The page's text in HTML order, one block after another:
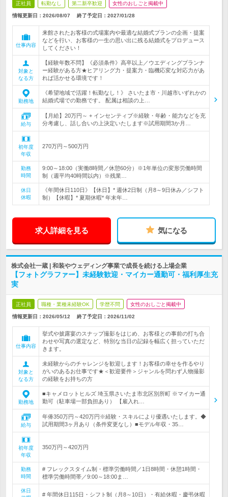
正社員 転勤なし 第二新卒歓迎 女性のおしごと掲載中
情報更新日：2026/08/07 終了予定日： 2027/01/28
仕事内容
来館されたお客様の式場案内や最適な結婚式プランの企画・提案
などを行い、お客様の一生の思い出に残る結婚式をプロデュース
してください！
対象と
なる方
【経験年数不問】《必須条件》高卒以上／ウエディングプランナ
ー経験がある方★ヒアリング力・提案力・臨機応変な対応力があ
れば活かせる環境です！
勤務地
《希望地域で活躍！転勤なし！》 さいたま市・川越市いずれかの
結婚式場での勤務です。 配属は相談の上…
給与
【月給】20万円～ + インセンティブ※経験・年齢・能力などを充
分考慮し、話し合いの上決定いたします※試用期間3か月…
初年度
年収
270万円～500万円
勤務
時間
9:00～18:00（実働8時間／休憩60分）※1年単位の変形労働時間
制（週平均40時間以内）※残業…
休日
休暇
《年間休日110日》【休日】* 週休2日制（月8～9日休み／シフト
制）【休暇】* 夏期休暇* 年末年…
求人詳細を見る 気になる
株式会社一蔵 | 和装やウェディング事業で成長を続ける上場企業
【フォトグラファー】未経験歓迎・マイカー通勤可・福利厚生充
実
正社員 職種・業種未経験OK 学歴不問 女性のおしごと掲載中
情報更新日：2026/05/12 終了予定日： 2026/11/02
仕事内容
挙式や披露宴のスナップ撮影をはじめ、お客様との事前の打ち合
わせや写真の選定など、特別な当日の記録を幅広く担っていただ
きます。
対象と
なる方
未経験からのチャレンジを歓迎します！お客様の幸せを作るやり
がいのあるお仕事です★＜歓迎要件＞ジャンルを問わず人物撮影
の経験をお持ちの方
勤務地
■キャメロットヒルズ 埼玉県さいたま市北区別所町 ※マイカー通
勤可（駐車場一部負担あり） 【雇入れ…
給与
年俸350万円～420万円※経験・スキルにより優遇いたします。◆
試用期間3ヶ月あり（条件変更なし）■モデル年収・35…
初年度
年収
350万円～420万円
勤務
時間
# フレックスタイム制・標準労働時間／1日8時間・休憩1時間・
標準労働時間帯／9:00～18:00ま…
休日
# 年間休日115日・シフト制（月8～10日）・有給休暇・慶弔休暇